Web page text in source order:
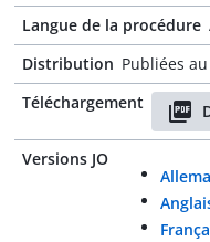
Langue de la procédure
Distribution Publiées
Téléchargement
Versions JO